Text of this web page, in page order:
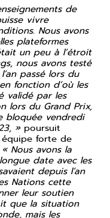
de
vivre
Nous avons
plateformes
un peu à l’étroit
nous avons testé
passé lors du
fonction d’où les
validé par les
lors du Grand Prix,
bloquée vendredi
» poursuit
forte de
« Nous avons la
date avec les
depuis l’an
Nations cette
leur soutien
que la situation
mais les